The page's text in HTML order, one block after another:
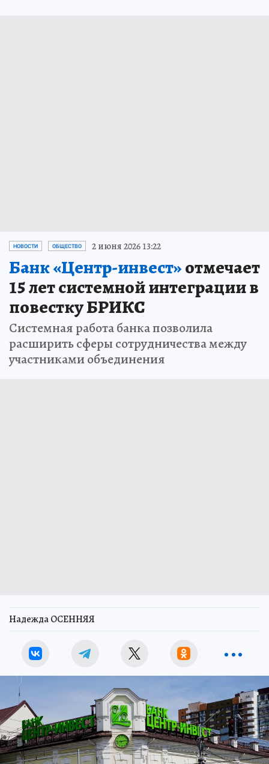
НОВОСТИ ОБЩЕСТВО 2 июня 2026 13:22
Банк «Центр-инвест»отмечает
15 лет системной интеграции в
повестку БРИКС
Системная работа банка позволила
расширить сферы сотрудничества между
участниками объединения
Надежда ОСЕННЯЯ